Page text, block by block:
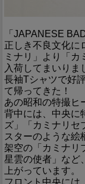
「JAPANESE
正しき不良文化に
ミナリ」より「カ
入荷してまいりま
長袖Tシャツで好
て帰ってきた！
あの昭和の特撮ヒ
背中には、中央に
ズ」「カミナリセ
スターのような絵
架空の「カミナリ
星雲の使者」など
上がっています。